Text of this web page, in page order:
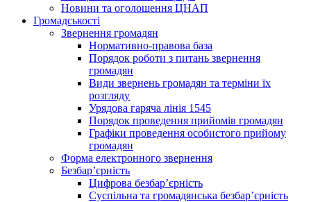
Новини та оголошення ЦНАП
Громадськості
Звернення громадян
Нормативно-правова база
Порядок роботи з питань звернення
громадян
Види звернень громадян та терміни їх
розгляду
Урядова гаряча лінія 1545
Порядок проведення прийомів громадян
Графіки проведення особистого прийому
громадян
Форма електронного звернення
Безбар’єрність
Цифрова безбар’єрність
Суспільна та громадянська безбар’єрність